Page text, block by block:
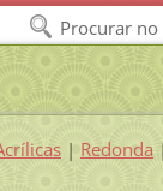
| Redonda |
Procurar no